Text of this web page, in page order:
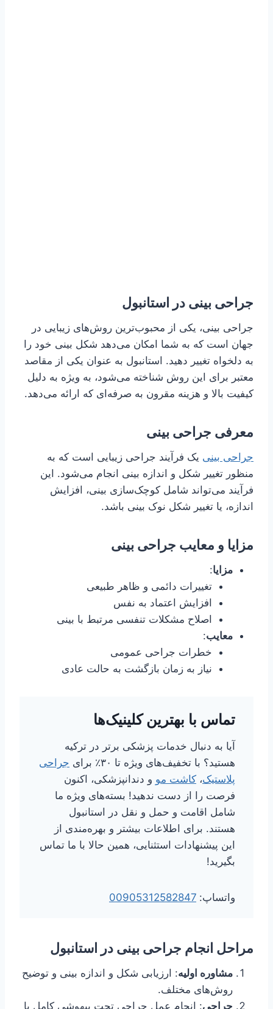
جراحی بینی در استانبول
جراحی بینی، یکی از محبوب‌ترین روش‌های زیبایی در
جهان است که به شما امکان می‌دهد شکل بینی خود را
به دلخواه تغییر دهید. استانبول به عنوان یکی از مقاصد
معتبر برای این روش شناخته می‌شود، به ویژه به دلیل
کیفیت بالا و هزینه مقرون به صرفه‌ای که ارائه می‌دهد.
معرفی جراحی بینی
جراحی بینی یک فرآیند جراحی زیبایی است که به
منظور تغییر شکل و اندازه بینی انجام می‌شود. این
فرآیند می‌تواند شامل کوچک‌سازی بینی، افزایش
اندازه، یا تغییر شکل نوک بینی باشد.
مزایا و معایب جراحی بینی
مزایا:
تغییرات دائمی و ظاهر طبیعی
افزایش اعتماد به نفس
اصلاح مشکلات تنفسی مرتبط با بینی
معایب:
خطرات جراحی عمومی
نیاز به زمان بازگشت به حالت عادی
تماس با بهترین کلینیک‌ها
آیا به دنبال خدمات پزشکی برتر در ترکیه
هستید؟ با تخفیف‌های ویژه تا ۳۰٪ برای
جراحی
پلاستیک، کاشت مو و دندانپزشکی، اکنون
فرصت را از دست ندهید! بسته‌های ویژه ما
شامل اقامت و حمل و نقل در استانبول
هستند. برای اطلاعات بیشتر و بهره‌مندی از
این پیشنهادات استثنایی، همین حالا با ما تماس
بگیرید!
واتساپ: 00905312582847
مراحل انجام جراحی بینی در استانبول
مشاوره اولیه: ارزیابی شکل و اندازه بینی و توضیح
روش‌های مختلف.
جراحی: انجام عمل جراحی تحت بیهوشی کامل یا